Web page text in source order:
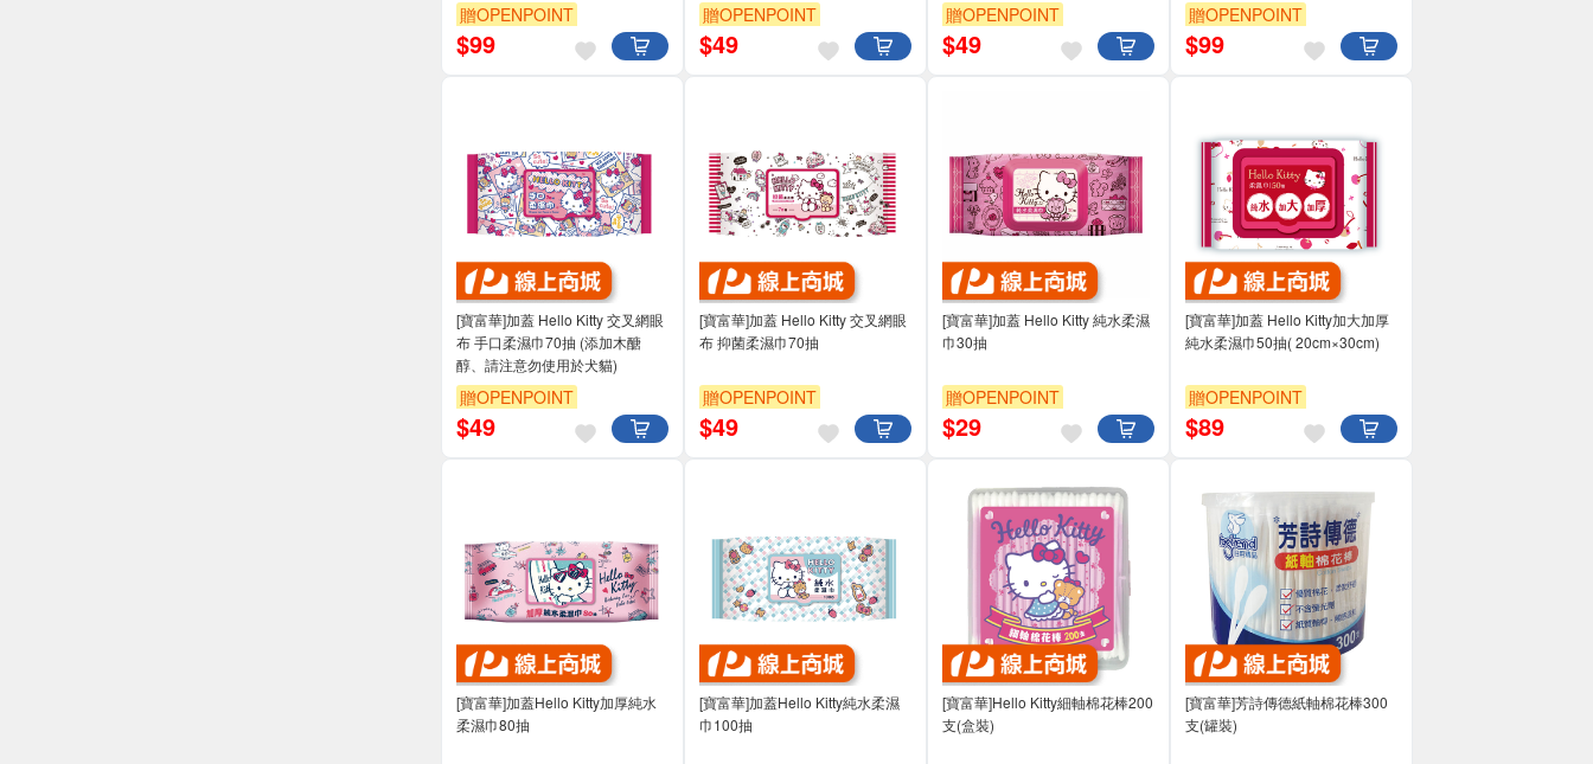
贈OPENPOINT
$99
贈OPENPOINT
$49
贈OPENPOINT
$49
贈OPENPOINT
$99
[寶富華]加蓋 Hello Kitty 交叉網眼
布 手口柔濕巾70抽 (添加木醣
醇、請注意勿使用於犬貓)
贈OPENPOINT
$49
[寶富華]加蓋 Hello Kitty 交叉網眼
布 抑菌柔濕巾70抽
贈OPENPOINT
$49
[寶富華]加蓋 Hello Kitty 純水柔濕
巾30抽
贈OPENPOINT
$29
[寶富華]加蓋 Hello Kitty加大加厚
純水柔濕巾50抽( 20cm×30cm)
贈OPENPOINT
$89
[寶富華]加蓋Hello Kitty加厚純水
柔濕巾80抽
[寶富華]加蓋Hello Kitty純水柔濕
巾100抽
[寶富華]Hello Kitty細軸棉花棒200
支(盒裝)
[寶富華]芳詩傳德紙軸棉花棒300
支(罐裝)